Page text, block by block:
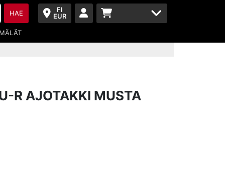
FI
EUR
HAE
R AJOTAKKI MUSTA